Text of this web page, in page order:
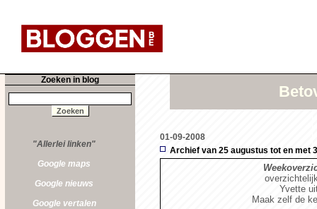
Zoeken in blog
"Allerlei linken"
Google maps
Google nieuws
Google vertalen
01-09-2008
Archief van 25 augustus tot en met
Yvette
Maak zelf de